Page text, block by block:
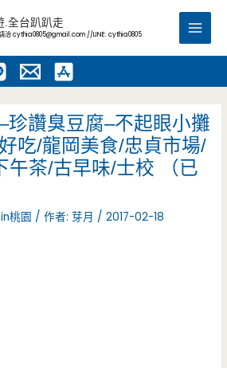
.全台趴趴走
洽cythia0805@gmail.com //LINE: cythia0805
Main
珍讚臭豆腐–不起眼小攤
吃/龍岡美食/忠貞市場/
午茶/古早味/士校 （已
桃園 / 作者:芽月 /2017-02-18